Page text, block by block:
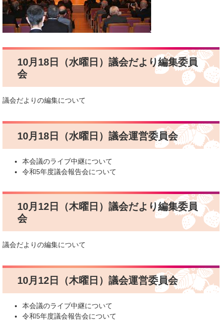
10月18日（水曜日）議会だより編集委員
会
議会だよりの編集について
10月18日（水曜日）議会運営委員会
本会議のライブ中継について
令和5年度議会報告会について
10月12日（木曜日）議会だより編集委員
会
議会だよりの編集について
10月12日（木曜日）議会運営委員会
本会議のライブ中継について
令和5年度議会報告会について